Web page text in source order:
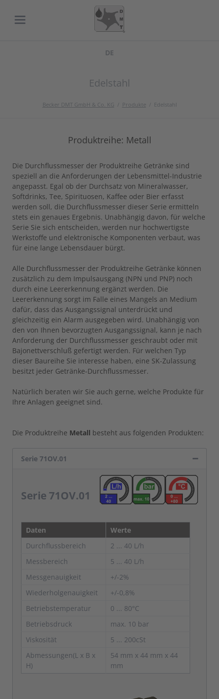
DE
Edelstahl
Becker DMT GmbH & Co. KG Produkte Edelstahl
Produktreihe: Metall
Die Durchflussmesser der Produktreihe Getränke sind
speziell an die Anforderungen der Lebensmittel-Industrie
angepasst. Egal ob der Durchsatz von Mineralwasser,
Softdrinks, Tee, Spirituosen, Kaffee oder Bier erfasst
werden soll, die Durchflussmesser dieser Serie ermitteln
stets ein genaues Ergebnis. Unabhängig davon, für welche
Serie Sie sich entscheiden, werden nur hochwertigste
Werkstoffe und elektronische Komponenten verbaut, was
für eine lange Lebensdauer bürgt.
Alle Durchflussmesser der Produktreihe Getränke können
zusätzlich zu dem Impulsausgang (NPN und PNP) noch
durch eine Leererkennung ergänzt werden. Die
Leererkennung sorgt im Falle eines Mangels an Medium
dafür, dass das Ausgangssignal unterdrückt und
gleichzeitig ein Alarm ausgegeben wird. Unabhängig von
den von Ihnen bevorzugten Ausgangssignal, kann je nach
Anforderung der Durchflussmesser geschraubt oder mit
Bajonettverschluß gefertigt werden. Für welchen Typ
dieser Baureihe Sie interesse haben, eine SK-Zulassung
besitzt jeder Getränke-Durchflussmesser.
Natürlich beraten wir Sie auch gerne, welche Produkte für
Ihre Anlagen geeignet sind.
Die Produktreihe Metall besteht aus folgenden Produkten:
Serie 71OV.01
Serie 71OV.01
Daten
Werte
Durchflussbereich
2 ... 40 L/h
Messbereich
5 ... 40 L/h
Messgenauigkeit
+/-2%
Wiederholgenauigkeit
+/-0,8%
Betriebstemperatur
0 ... 80°C
Betriebsdruck
max. 10 bar
Viskosität
5 ... 200cSt
Abmessungen(L x B x
H)
54 mm x 44 mm x 44
mm